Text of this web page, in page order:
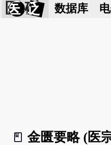
医 砭 数据库
book_2
金匮要略 (医